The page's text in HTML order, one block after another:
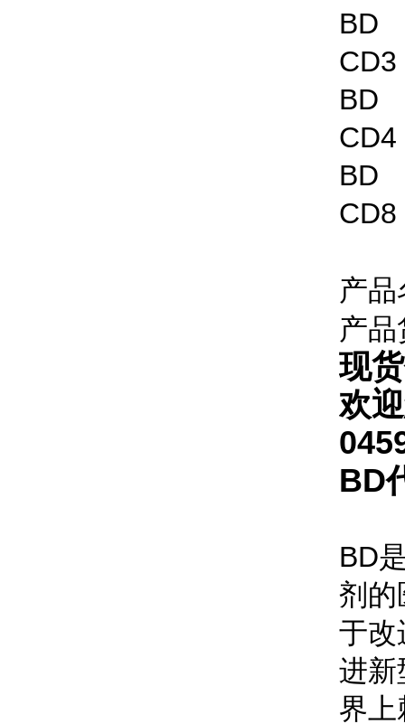
BD
BD
BD
产品
产品
现
欢
BD
BD
剂的
于改
进新
界上